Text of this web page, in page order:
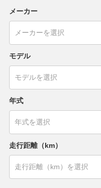
メーカー
モデル
年式
走行距離（km）